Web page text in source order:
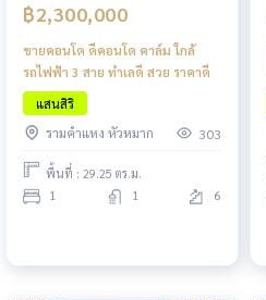
฿2,300,000
ขายคอนโด ดีคอนโด คาล์ม ใกล้
รถไฟฟ้า 3 สาย ทำเลดี สวย ราคาดี
แสนสิริ
รามคำแหง หัวหมาก
303
พื้นที่ : 29.25 ตร.ม.
1 1 6